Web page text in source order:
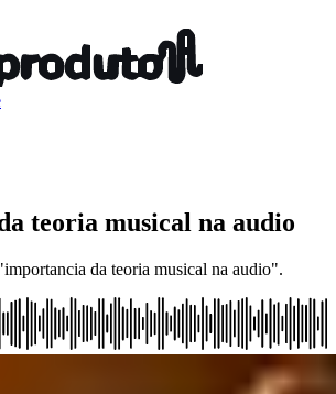
teoria musical na audio
da teoria musical na audio".